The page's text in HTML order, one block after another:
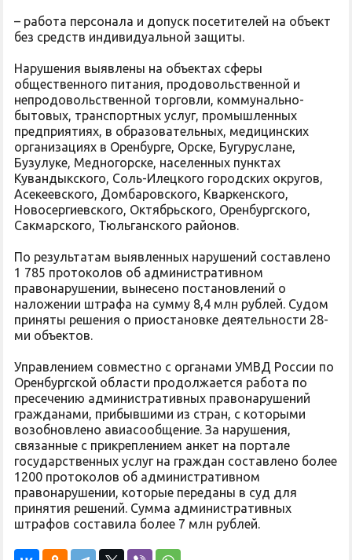
– работа персонала и допуск посетителей на объект
без средств индивидуальной защиты.
Нарушения выявлены на объектах сферы
общественного питания, продовольственной и
непродовольственной торговли, коммунально-
бытовых, транспортных услуг, промышленных
предприятиях, в образовательных, медицинских
организациях в Оренбурге, Орске, Бугуруслане,
Бузулуке, Медногорске, населенных пунктах
Кувандыкского, Соль-Илецкого городских округов,
Асекеевского, Домбаровского, Кваркенского,
Новосергиевского, Октябрьского, Оренбургского,
Сакмарского, Тюльганского районов.
По результатам выявленных нарушений составлено
1 785 протоколов об административном
правонарушении, вынесено постановлений о
наложении штрафа на сумму 8,4 млн рублей. Судом
приняты решения о приостановке деятельности 28-
ми объектов.
Управлением совместно с органами УМВД России по
Оренбургской области продолжается работа по
пресечению административных правонарушений
гражданами, прибывшими из стран, с которыми
возобновлено авиасообщение. За нарушения,
связанные с прикреплением анкет на портале
государственных услуг на граждан составлено более
1200 протоколов об административном
правонарушении, которые переданы в суд для
принятия решений. Сумма административных
штрафов составила более 7 млн рублей.